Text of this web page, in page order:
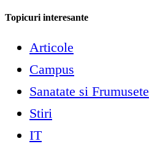
Topicuri interesante
Articole
Campus
Sanatate si Frumusete
Stiri
IT